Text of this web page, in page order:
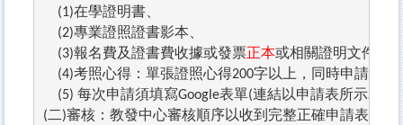
(1)在學證明書、
(2)專業證照證書影本、
(3)報名費及證書費收據或發票正本或相關證明文件（
(4)考照心得：單張證照心得200字以上，同時申請2
(5) 每次申請須填寫Google表單(連結以申請表所示為準
(二)審核：教發中心審核順序以收到完整正確申請表件